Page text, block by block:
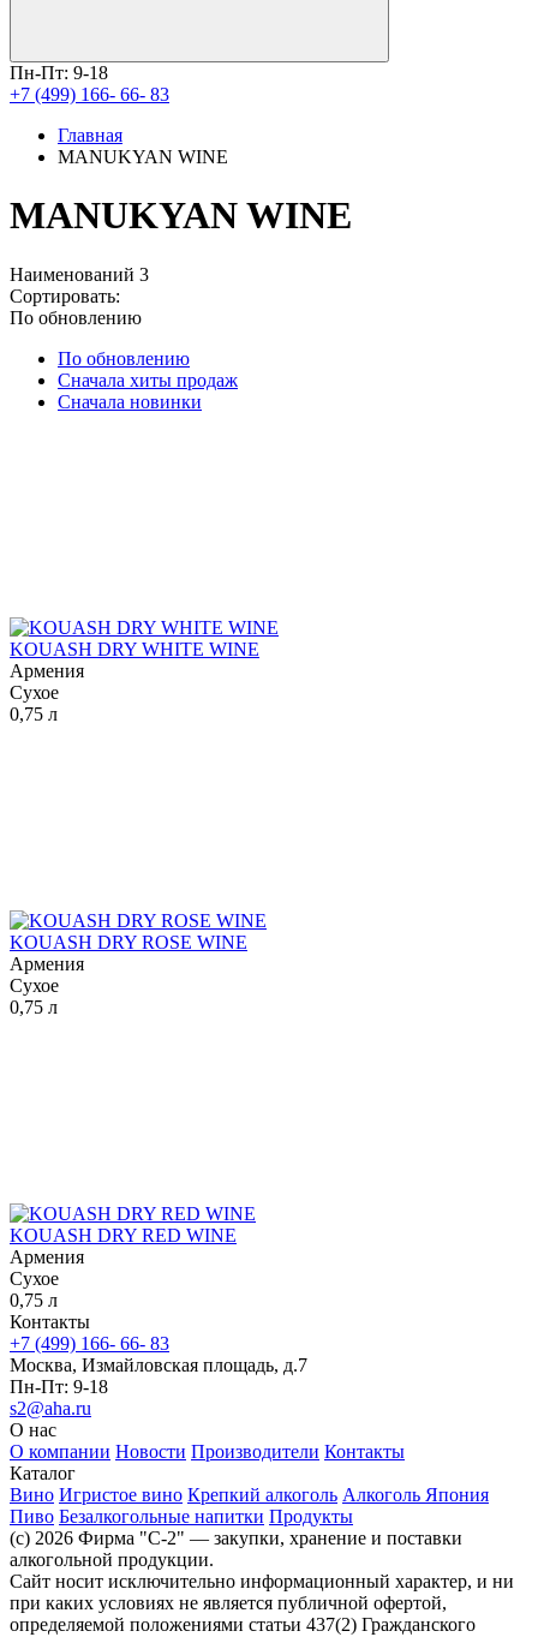
Пн-Пт: 9-18
+7 (499) 166- 66- 83
Главная
MANUKYAN WINE
MANUKYAN WINE
Наименований 3
Сортировать:
По обновлению
По обновлению
Сначала хиты продаж
Сначала новинки
KOUASH DRY WHITE WINE
Армения
Сухое
0,75 л
KOUASH DRY ROSE WINE
Армения
Сухое
0,75 л
KOUASH DRY RED WINE
Армения
Сухое
0,75 л
Контакты
+7 (499) 166- 66- 83
Москва, Измайловская площадь, д.7
Пн-Пт: 9-18
s2@aha.ru
О нас
О компании Новости Производители Контакты
Каталог
Вино Игристое вино Крепкий алкоголь Алкоголь Япония
Пиво Безалкогольные напитки Продукты
(c) 2026 Фирма "С-2" — закупки, хранение и поставки
алкогольной продукции.
Сайт носит исключительно информационный характер, и ни
при каких условиях не является публичной офертой,
определяемой положениями статьи 437(2) Гражданского